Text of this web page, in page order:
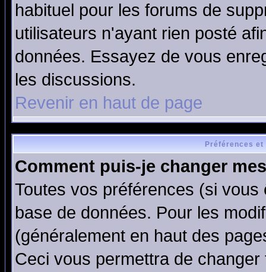
habituel pour les forums de
utilisateurs n'ayant rien posté
données. Essayez de vous
les discussions.
Revenir en haut de page
Préférences
Comment puis-je changer
Toutes vos préférences (si
base de données. Pour les
(généralement en haut des
Ceci vous permettra de